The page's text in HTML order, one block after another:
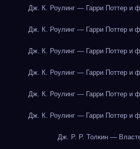
Дж. К. Роулинг — Гарри Поттер и
Дж. К. Роулинг — Гарри Поттер и
Дж. К. Роулинг — Гарри Поттер и
Дж. К. Роулинг — Гарри Поттер и
Дж. К. Роулинг — Гарри Поттер и
Дж. К. Роулинг — Гарри Поттер и
Дж. Р. Р. Толкин —